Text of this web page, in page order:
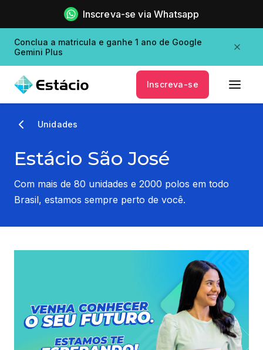
Inscreva-se via Whatsapp
Conclua a matricula e ganhe 1 ano de Google
Gemini Plus
Inscreva-se
Unidades
Estácio São José
Com mais de 80 unidades e 2000 polos em todo
Brasil, estamos sempre perto de você.